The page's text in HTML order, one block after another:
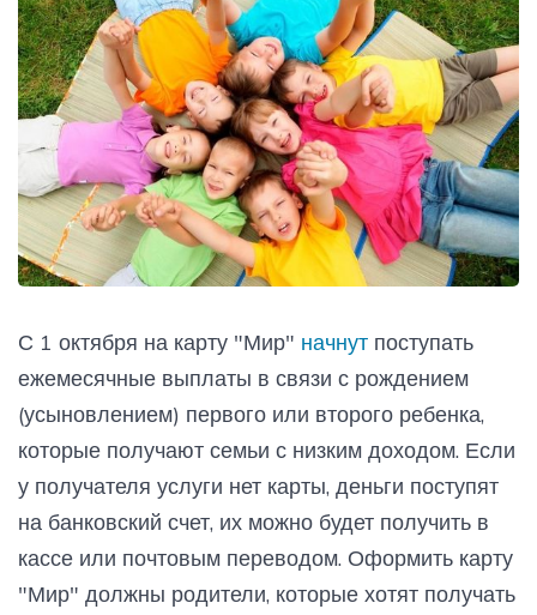
С 1 октября на карту "Мир" начнут поступать
ежемесячные выплаты в связи с рождением
(усыновлением) первого или второго ребенка,
которые получают семьи с низким доходом. Если
у получателя услуги нет карты, деньги поступят
на банковский счет, их можно будет получить в
кассе или почтовым переводом. Оформить карту
"Мир" должны родители, которые хотят получать